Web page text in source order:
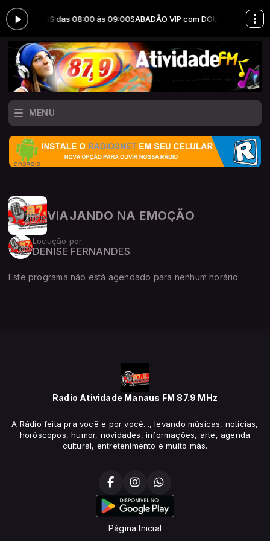
SANTOS das 08:00 às 09:00SABADÃO VIP com DOUGLAS
MENU
VIAJANDO NA EMOÇÃO
Locução por:
DENISE FERNANDES
Este programa não está agendado para nenhum horário
Radio Atividade Manaus FM 87.9 MHz
A Rádio feita pra você e por você..., levando músicas, notícias,
horóscopos, humor, novidades, informações, arte, agenda
cultural, entretenimento e muito más.
Página Inicial